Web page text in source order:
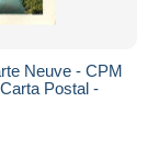
Neuve - CPM
Postal -